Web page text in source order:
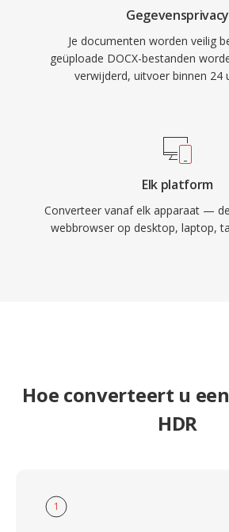
Gegevensprivacy
Je documenten worden veilig
geüploade DOCX-bestanden
verwijderd, uitvoer binnen 24
Elk platform
Converteer vanaf elk apparaat —
webbrowser op desktop, laptop,
Hoe converteert u
HDR
1